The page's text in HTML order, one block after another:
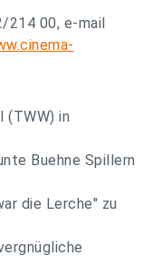
214 00, e-mail
(TWW) in
Buehne Spillern
die Lerche" zu